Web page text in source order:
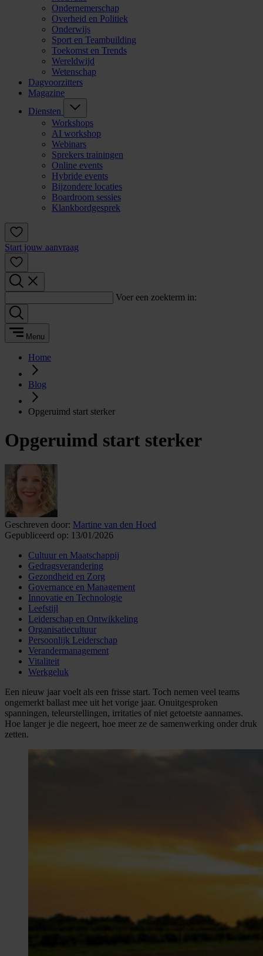
Ondernemerschap
Overheid en Politiek
Onderwijs
Sport en Teambuilding
Toekomst en Trends
Wereldwijd
Wetenschap
Dagvoorzitters
Magazine
Diensten
Workshops
AI workshop
Webinars
Sprekers trainingen
Online events
Hybride events
Bijzondere locaties
Boardroom sessies
Klankbordgesprek
Start jouw aanvraag
Voer een zoekterm in:
Menu
Home
Blog
Opgeruimd start sterker
Opgeruimd start sterker
Geschreven door: Martine van den Hoed
Gepubliceerd op: 13/01/2026
Cultuur en Maatschappij
Gedragsverandering
Gezondheid en Zorg
Governance en Management
Innovatie en Technologie
Leefstijl
Leiderschap en Ontwikkeling
Organisatiecultuur
Persoonlijk Leiderschap
Verandermanagement
Vitaliteit
Werkgeluk
Een nieuw jaar voelt als een frisse start. Toch nemen veel teams
ongemerkt ballast mee uit het vorige jaar. Onuitgesproken
spanningen, teleurstellingen, irritaties of niet getoetste aannames.
Hoe langer je die negeert, hoe meer ze de samenwerking onder druk
zetten.